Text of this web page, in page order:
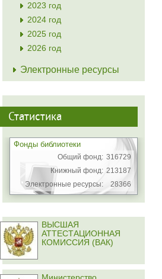
2023 год
2024 год
2025 год
2026 год
Электронные ресурсы
Статистика
Фонды библиотеки
Общий фонд: 316729
Книжный фонд: 213187
Электронные ресурсы:
28366
ВЫСШАЯ
АТТЕСТАЦИОННАЯ
КОМИССИЯ (ВАК)